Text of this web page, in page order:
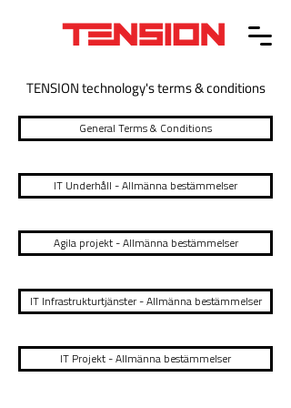
TENSION technology's terms & conditions
General Terms & Conditions
IT Underhåll - Allmänna bestämmelser
Agila projekt - Allmänna bestämmelser
IT Infrastrukturtjänster - Allmänna bestämmelser
IT Projekt - Allmänna bestämmelser